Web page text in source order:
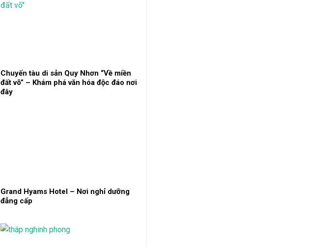
Chuyến tàu di sản Quy Nhơn “Về miền
đất võ” – Khám phá văn hóa độc đáo nơi
đây
Grand Hyams Hotel – Nơi nghỉ dưỡng
đẳng cấp